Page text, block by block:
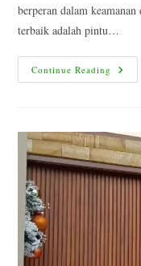
berperan dalam
terbaik adalah pintu…
Continue Reading Pintu
Kayu
Dan
Lama